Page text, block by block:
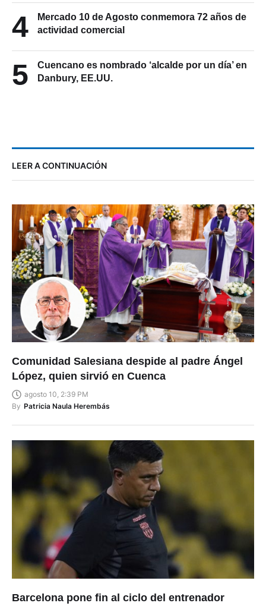
4
Mercado 10 de Agosto conmemora 72 años de
actividad comercial
5
Cuencano es nombrado ‘alcalde por un día’ en
Danbury, EE.UU.
LEER A CONTINUACIÓN
Comunidad Salesiana despide al padre Ángel
López, quien sirvió en Cuenca
agosto 10, 2:39 PM
By Patricia Naula Herembás
Barcelona pone fin al ciclo del entrenador